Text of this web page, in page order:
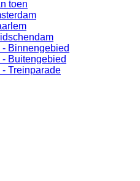
toen
Binnengebied
Buitengebied
Treinparade